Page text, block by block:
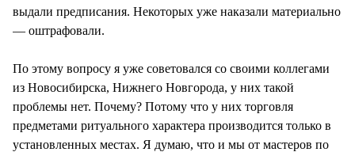
выдали предписания. Некоторых уже наказали материально
— оштрафовали.
По этому вопросу я уже советовался со своими коллегами
из Новосибирска, Нижнего Новгорода, у них такой
проблемы нет. Почему? Потому что у них торговля
предметами ритуального характера производится только в
установленных местах. Я думаю, что и мы от мастеров по